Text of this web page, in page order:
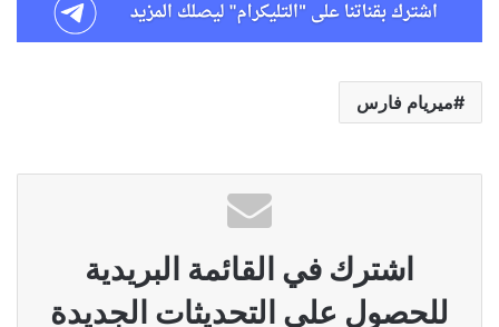
ميريام فارس
اشترك في القائمة البريدية
للحصول على التحديثات الجديدة